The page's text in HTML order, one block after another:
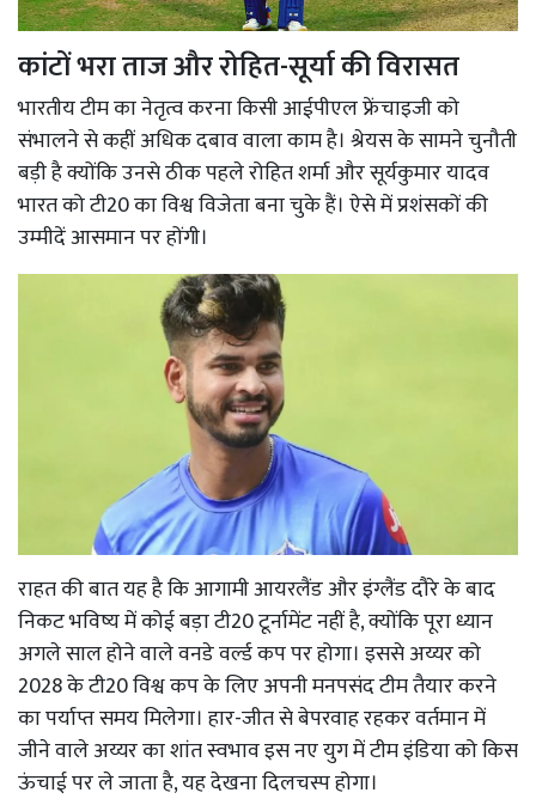
कांटों भरा ताज और रोहित-सूर्या की विरासत
भारतीय टीम का नेतृत्व करना किसी आईपीएल फ्रेंचाइजी को
संभालने से कहीं अधिक दबाव वाला काम है। श्रेयस के सामने चुनौती
बड़ी है क्योंकि उनसे ठीक पहले रोहित शर्मा और सूर्यकुमार यादव
भारत को टी20 का विश्व विजेता बना चुके हैं। ऐसे में प्रशंसकों की
उम्मीदें आसमान पर होंगी।
राहत की बात यह है कि आगामी आयरलैंड और इंग्लैंड दौरे के बाद
निकट भविष्य में कोई बड़ा टी20 टूर्नामेंट नहीं है, क्योंकि पूरा ध्यान
अगले साल होने वाले वनडे वर्ल्ड कप पर होगा। इससे अय्यर को
2028 के टी20 विश्व कप के लिए अपनी मनपसंद टीम तैयार करने
का पर्याप्त समय मिलेगा। हार-जीत से बेपरवाह रहकर वर्तमान में
जीने वाले अय्यर का शांत स्वभाव इस नए युग में टीम इंडिया को किस
ऊंचाई पर ले जाता है, यह देखना दिलचस्प होगा।